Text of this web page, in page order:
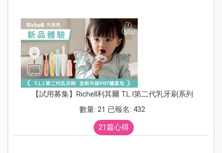
【試用募集】Richell利其爾 T.L.I第二代乳牙刷系列
數量: 21 已報名: 432
21篇心得